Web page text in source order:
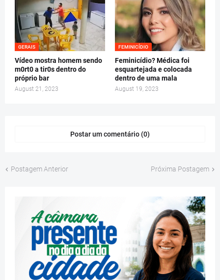
GERAIS
Vídeo mostra homem sendo
m0rt0 a tir0s dentro do
próprio bar
August 21, 2023
FEMINICÍDIO
Feminicídio? Médica foi
esquartejada e colocada
dentro de uma mala
August 19, 2023
Postar um comentário (0)
Postagem Anterior Próxima Postagem